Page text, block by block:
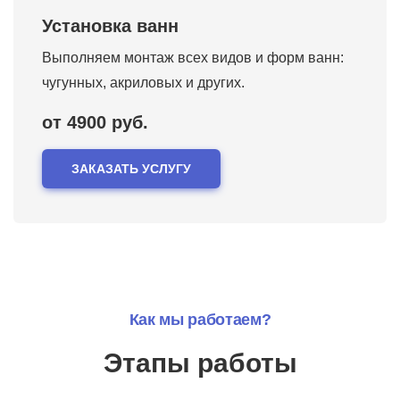
Установка ванн
Выполняем монтаж всех видов и форм ванн:
чугунных, акриловых и других.
от 4900 руб.
ЗАКАЗАТЬ УСЛУГУ
Как мы работаем?
Этапы работы